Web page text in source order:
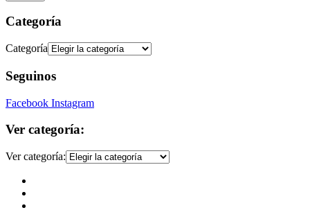
Categoría
Categoría
Seguinos
Facebook Instagram
Ver categoría:
Ver categoría: